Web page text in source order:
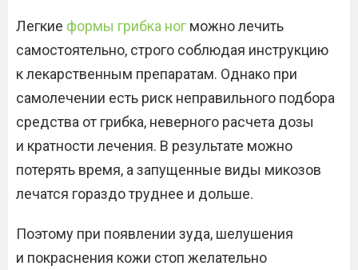
Легкие формы грибка ног можно лечить
самостоятельно, строго соблюдая инструкцию
к лекарственным препаратам. Однако при
самолечении есть риск неправильного подбора
средства от грибка, неверного расчета дозы
и кратности лечения. В результате можно
потерять время, а запущенные виды микозов
лечатся гораздо труднее и дольше.
Поэтому при появлении зуда, шелушения
и покраснения кожи стоп желательно